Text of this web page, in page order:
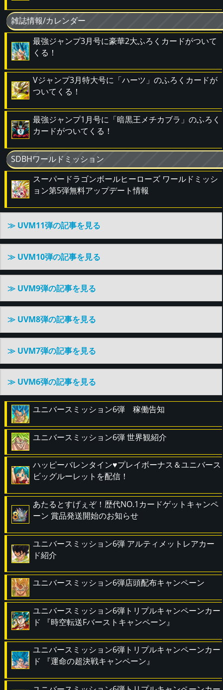
雑誌情報/カレンダー
最強ジャンプ3月号に豪華2大ふろくカードがついて
くる！
Vジャンプ3月特大号に「ハーツ」のふろくカードが
ついてくる！
最強ジャンプ1月号に「暗黒王メチカブラ」のふろく
カードがついてくる！
SDBHワールドミッション
スーパードラゴンボールヒーローズ ワールドミッシ
ョン第5弾無料アップデート情報
≫ UVM11弾の記事を見る
≫ UVM10弾の記事を見る
≫ UVM9弾の記事を見る
≫ UVM8弾の記事を見る
≫ UVM7弾の記事を見る
≫ UVM6弾の記事を見る
ユニバースミッション6弾 稼働告知
ユニバースミッション6弾 世界観紹介
ハッピーバレンタイン♥プレイボーナス＆ユニバース
ビッグルーレットを配信！
あたるとすげぇぞ！歴代NO.1カードゲットキャンペ
ーン 賞品発送開始のお知らせ
ユニバースミッション6弾 アルティメットレアカー
ド紹介
ユニバースミッション6弾店頭配布キャンペーン
ユニバースミッション6弾トリプルキャンペーンカー
ド 『時空転送Fバーストキャンペーン』
ユニバースミッション6弾トリプルキャンペーンカー
ド 『運命の超決戦キャンペーン』